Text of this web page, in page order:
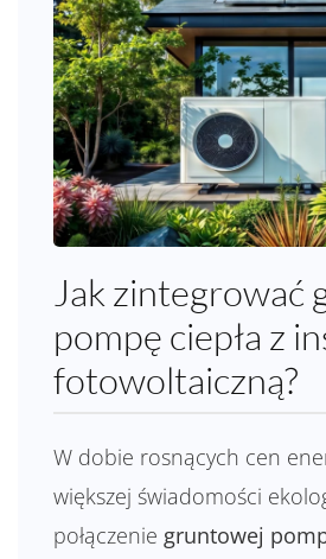
Jak zintegrować
pompę ciepła z
fotowoltaiczną?
W dobie rosnących cen
większej świadomości
połączenie gruntowej